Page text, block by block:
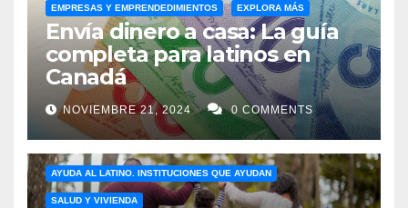
EMPRESAS Y EMPRENDEDIMIENTOS EXPLORA MÁS
Envía dinero a casa: La guía
completa para latinos en
Canadá
NOVIEMBRE 21, 2024 0 COMMENTS
AYUDA AL LATINO. INSTITUCIONES QUE AYUDAN
SALUD Y VIVIENDA